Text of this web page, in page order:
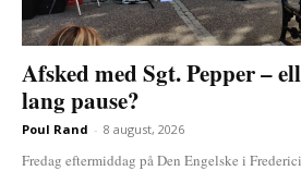
Afsked med Sgt. Pepper –
lang pause?
Poul Rand - 8 august, 2026
Fredag eftermiddag på Den Engelske i